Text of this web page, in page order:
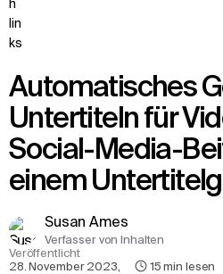
Automatisches Generieren von
Untertiteln für
Social-Media-
einem
Susan Ames
Verfasser von Inhalten
Veröffentlicht
28. November 2023, 15 min lesen